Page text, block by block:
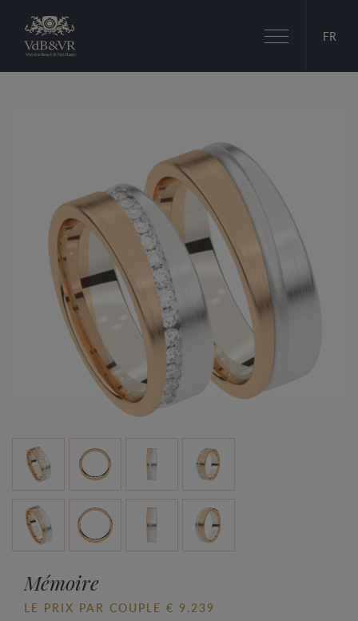
FR
Basculer
la
Mémoire
LE PRIX PAR COUPLE € 9.239